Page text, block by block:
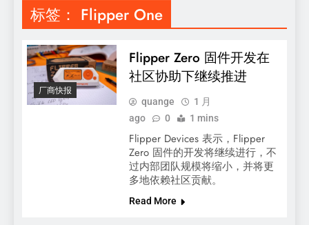
标签： Flipper One
厂商快报
Flipper Zero 固件开发在
社区协助下继续推进
quange
1 月
ago
0 1 mins
Flipper Devices 表示，Flipper
Zero 固件的开发将继续进行，不
过内部团队规模将缩小，并将更
多地依赖社区贡献。
Read More